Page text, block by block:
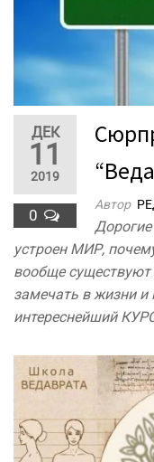
ДЕК
11
2019
0
Автор
устроен МИР,
вообще
замечать в жизни и
интереснейший